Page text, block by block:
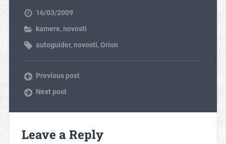
16/03/2009
kamere,novosti
autoguider,novosti,Orion
Previous post
Next post
Leave a Reply